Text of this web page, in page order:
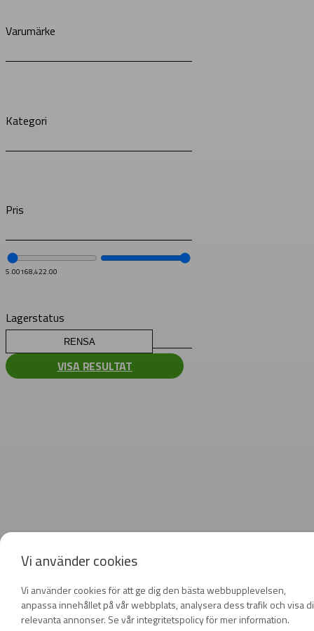
Vi använder cookies
Vi använder cookies för att ge dig den bästa webbupplevelsen,
anpassa innehållet på vår webbplats, analysera dess trafik och visa
relevanta annonser. Se vår integritetspolicy för mer information.
Varumärke
Kategori
Pris
5.00168,422.00
Lagerstatus
RENSA
VISA RESULTAT